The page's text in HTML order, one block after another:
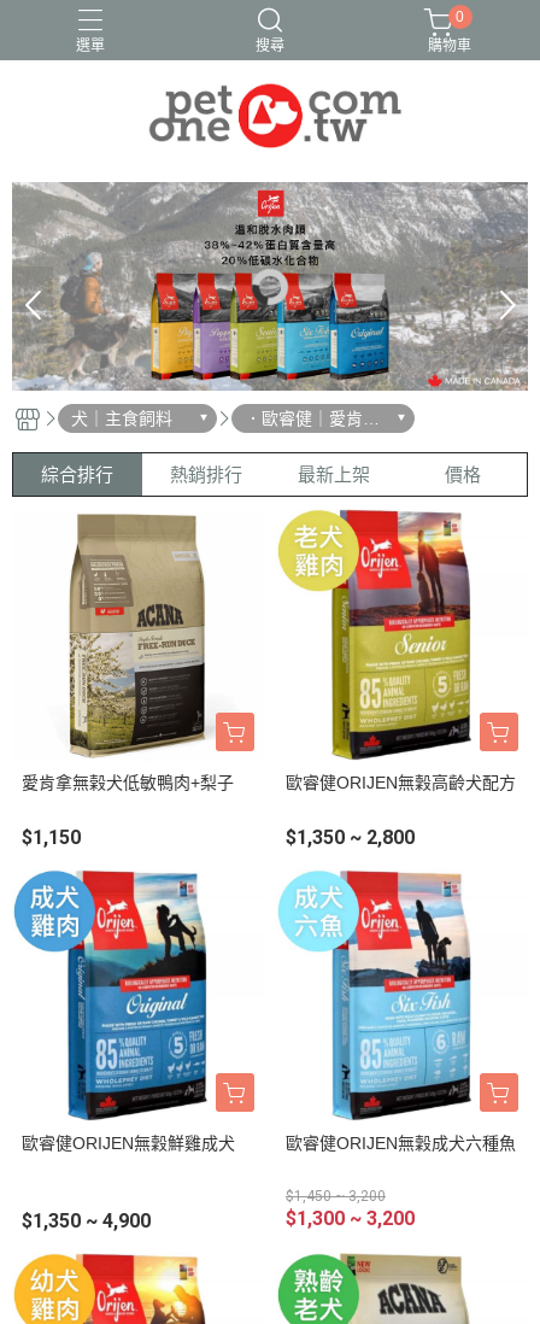
選單 搜尋
0
購物車
犬｜主食飼料
．歐睿健｜愛肯拿
｜阿拉卡特
綜合排行 熱銷排行 最新上架 價格
愛肯拿無榖犬低敏鴨肉+梨子
$1,150
歐睿健ORIJEN無穀高齡犬配方
$1,350 ~ 2,800
歐睿健ORIJEN無穀鮮雞成犬
$1,350 ~ 4,900
歐睿健ORIJEN無穀成犬六種魚
$1,450 ~ 3,200
$1,300 ~ 3,200